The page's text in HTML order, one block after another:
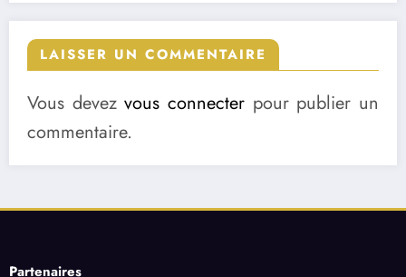
LAISSER UN COMMENTAIRE
Vous devezvous connecter pour publier un
commentaire.
Partenaires